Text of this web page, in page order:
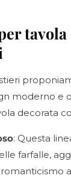
moderno e
decorata
: Questa
farfalle,